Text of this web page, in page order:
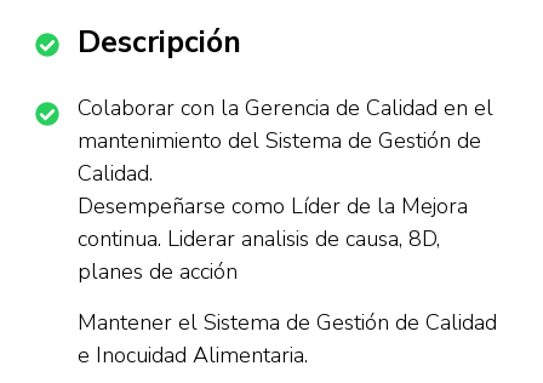
Descripción
Colaborar con la Gerencia de Calidad en el
mantenimiento del Sistema de Gestión de
Calidad.
Desempeñarse como Líder de la Mejora
continua. Liderar analisis de causa, 8D,
planes de acción
Mantener el Sistema de Gestión de Calidad
e Inocuidad Alimentaria.